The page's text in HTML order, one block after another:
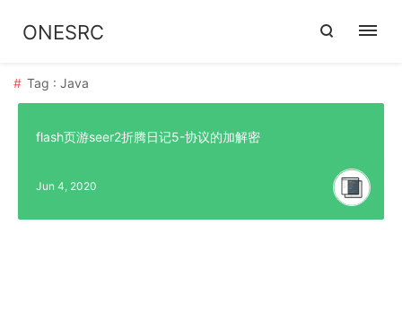
ONESRC
Tag : Java
flash页游seer2折腾日记5-协议的加解密
Jun 4, 2020